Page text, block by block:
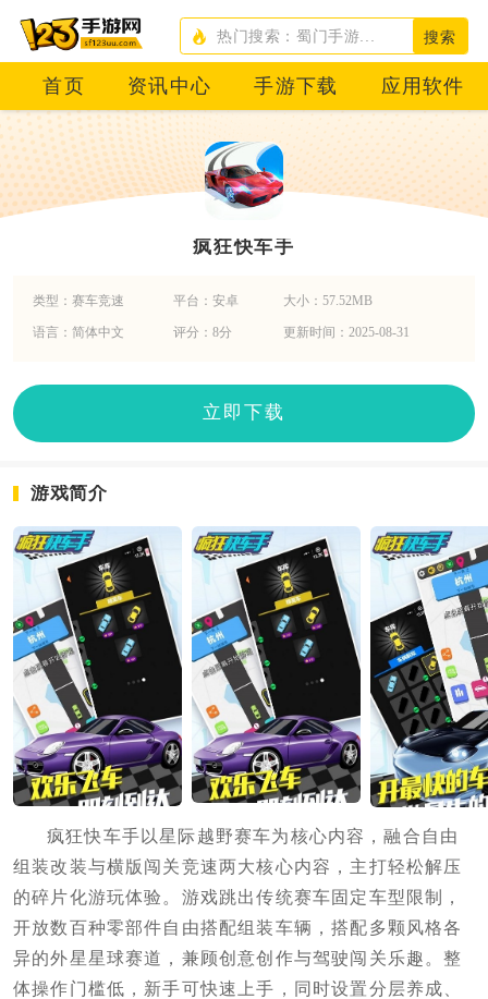
搜索
首页 资讯中心 手游下载 应用软件
疯狂快车手
类型：赛车竞速 平台：安卓 大小：57.52MB
语言：简体中文 评分：8分 更新时间：2025-08-31
立即下载
游戏简介
疯狂快车手以星际越野赛车为核心内容，融合自由
组装改装与横版闯关竞速两大核心内容，主打轻松解压
的碎片化游玩体验。游戏跳出传统赛车固定车型限制，
开放数百种零部件自由搭配组装车辆，搭配多颗风格各
异的外星星球赛道，兼顾创意创作与驾驶闯关乐趣。整
体操作门槛低，新手可快速上手，同时设置分层养成、